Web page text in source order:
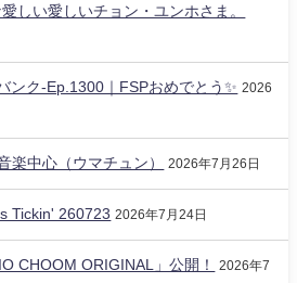
しい愛しいチョン・ユンホさま。
ンク-Ep.1300｜FSPおめでとう✨️ 2026
楽中心（ウマチュン） 2026年7月26日
Tickin' 260723 2026年7月24日
CHOOM ORIGINAL」公開！ 2026年7